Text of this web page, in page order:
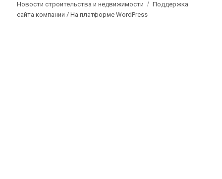
Новости строительства и недвижимости
Поддержка
сайта компании /На платформе WordPress